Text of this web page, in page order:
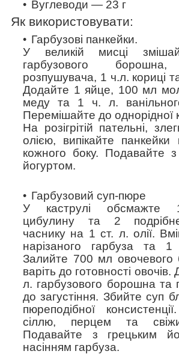
Вуглеводи — 23 г
Як використовувати:
Гарбузові панкейки.
У великій мисці
гарбузового
розпушувача, 1 ч.л. кориці
Додайте 1 яйце, 100 мл
меду та 1 ч. л.
Перемішайте до однорідної
На розігрітій пательні,
олією, випікайте
кожного боку. Подавайте
йогуртом.
Гарбузовий суп-пюре
У каструлі обсмажте
цибулину та 2
часнику на 1 ст. л. олії.
нарізаного гарбуза та 1
Залийте 700 мл овочевого
варіть до готовності
л. гарбузового борошна та
до загустіння. Збийте суп
пюреподібної
сіллю, перцем та
Подавайте з грецьким
насінням гарбуза.